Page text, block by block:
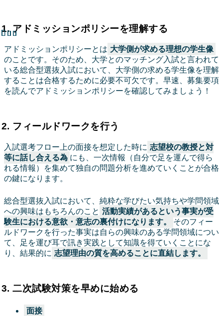
1. アドミッションポリシーを理解する
アドミッションポリシーとは 大学側が求める理想の学生像
のことです。そのため、大学とのマッチング入試と言われて
いる総合型選抜入試において、大学側の求める学生像を理解
することは合格するために必要不可欠です。早速、募集要項
を読んでアドミッションポリシーを確認してみましょう！
2. フィールドワークを行う
入試選考フロー上の面接を想定した時に 志望校の教授と対
等に話し合える為 にも、一次情報（自分で足を運んで得ら
れる情報）を集めて独自の問題分析を進めていくことが合格
の鍵になります。
総合型選抜入試において、純粋な学びたい気持ちや学問領域
への興味はもちろんのこと 活動実績があるという事実が受
験生における意欲・意志の裏付けになります。
そのフィー
ルドワークを行った事実は自らの興味のある学問領域につい
て、足を運び耳で訊き実践として知識を得ていくことにな
り、結果的に 志望理由の質を高めることに直結します。
3. 二次試験対策を早めに始める
面接